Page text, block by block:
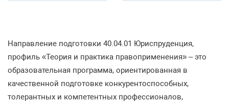
Направление подготовки 40.04.01 Юриспруденция,
профиль «Теория и практика правоприменения» – это
образовательная программа, ориентированная в
качественной подготовке конкурентоспособных,
толерантных и компетентных профессионалов,